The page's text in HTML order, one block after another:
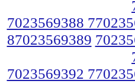
7023569388
87023569389
7023569392